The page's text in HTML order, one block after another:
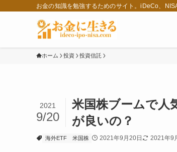
お金の知識を勉強するためのサイト。iDeCo、
ホーム 投資 投資信託
米国株ブームで人
が良いの？
2021
9/20
海外ETF 米国株 2021年9月20日 2021年9